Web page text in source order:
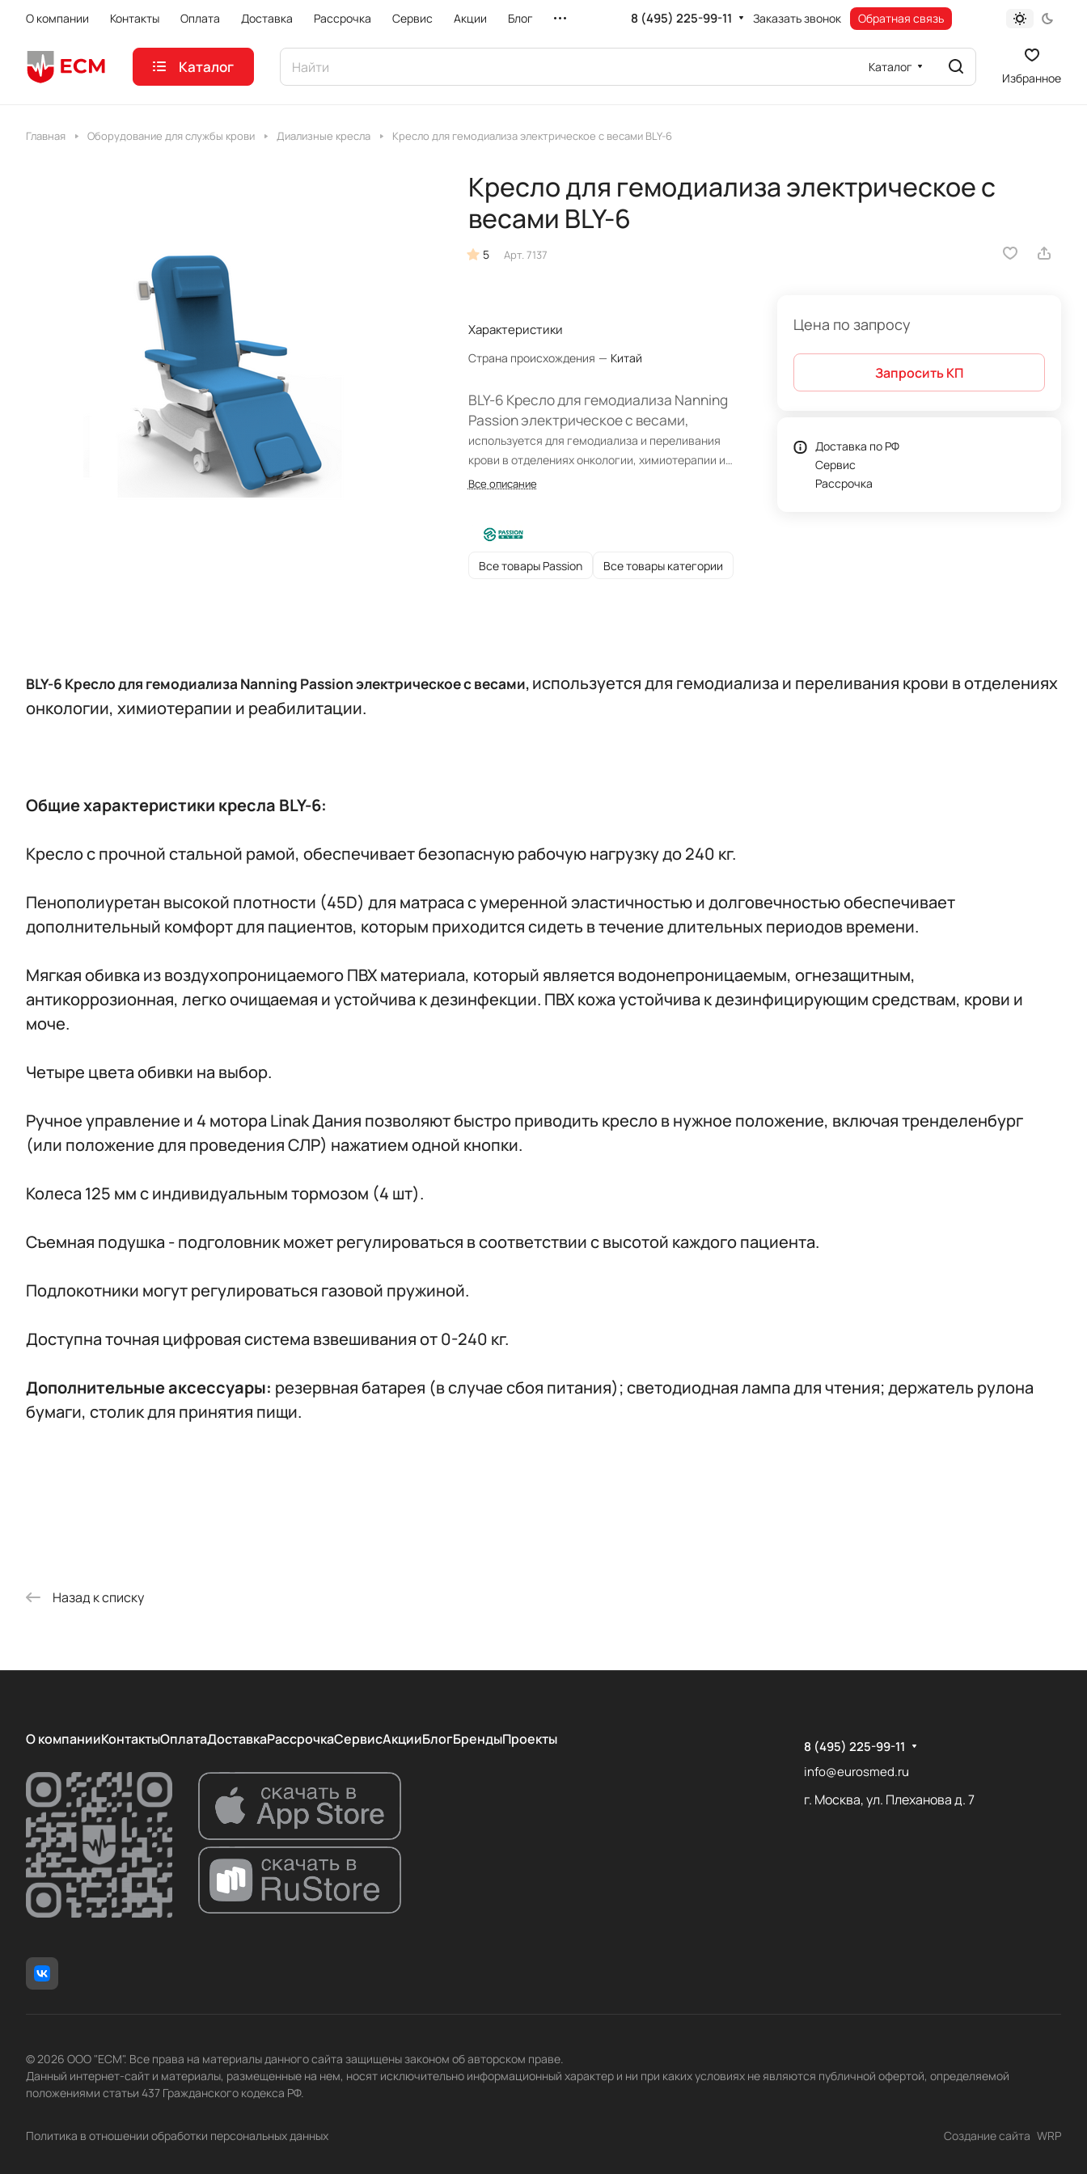
О компании Контакты Оплата Доставка Рассрочка Сервис Акции Блог 8 (495) 225-99-11 Заказать звонок Обратная связь
Каталог Каталог
Избранное
Главная Оборудование для службы крови Диализные кресла Кресло для гемодиализа электрическое с весами BLY-6
Кресло для гемодиализа электрическое с
весами BLY-6
5 Арт. 7137
Характеристики
Страна происхождения — Китай
BLY-6 Кресло для гемодиализа Nanning
Passion электрическое с весами,
используется для гемодиализа и переливания
крови в отделениях онкологии, химиотерапии и
реабилитации.
Все описание
Все товары Passion Все товары категории
Цена по запросу
Запросить КП
Доставка по РФ
Сервис
Рассрочка
BLY-6 Кресло для гемодиализа Nanning Passion электрическое с весами, используется для гемодиализа и переливания крови в отделениях
онкологии, химиотерапии и реабилитации.
Общие характеристики кресла BLY-6:
Кресло с прочной стальной рамой, обеспечивает безопасную рабочую нагрузку до 240 кг.
Пенополиуретан высокой плотности (45D) для матраса с умеренной эластичностью и долговечностью обеспечивает
дополнительный комфорт для пациентов, которым приходится сидеть в течение длительных периодов времени.
Мягкая обивка из воздухопроницаемого ПВХ материала, который является водонепроницаемым, огнезащитным,
антикоррозионная, легко очищаемая и устойчива к дезинфекции. ПВХ кожа устойчива к дезинфицирующим средствам, крови и
моче.
Четыре цвета обивки на выбор.
Ручное управление и 4 мотора Linak Дания позволяют быстро приводить кресло в нужное положение, включая тренделенбург
(или положение для проведения СЛР) нажатием одной кнопки.
Колеса 125 мм с индивидуальным тормозом (4 шт).
Съемная подушка - подголовник может регулироваться в соответствии с высотой каждого пациента.
Подлокотники могут регулироваться газовой пружиной.
Доступна точная цифровая система взвешивания от 0-240 кг.
Дополнительные аксессуары: резервная батарея (в случае сбоя питания); светодиодная лампа для чтения; держатель рулона
бумаги, столик для принятия пищи.
Назад к списку
О компанииКонтактыОплатаДоставкаРассрочкаСервисАкцииБлогБрендыПроекты
8 (495) 225-99-11
info@eurosmed.ru
г. Москва, ул. Плеханова д. 7
© 2026 ООО "ЕСМ". Все права на материалы данного сайта защищены законом об авторском праве.
Данный интернет-сайт и материалы, размещенные на нем, носят исключительно информационный характер и ни при каких условиях не являются публичной офертой, определяемой
положениями статьи 437 Гражданского кодекса РФ.
Политика в отношении обработки персональных данных Создание сайта WRP